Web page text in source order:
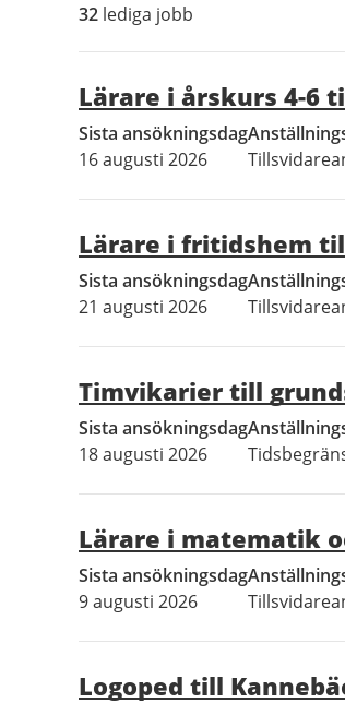
32 lediga jobb
Lärare i årskurs 4-6
Sista ansökningsdag
16 augusti 2026
Lärare i fritidshem
Sista ansökningsdag
21 augusti 2026
Timvikarier till
Sista ansökningsdag
18 augusti 2026
Lärare i matematik
Sista ansökningsdag
9 augusti 2026
Logoped till